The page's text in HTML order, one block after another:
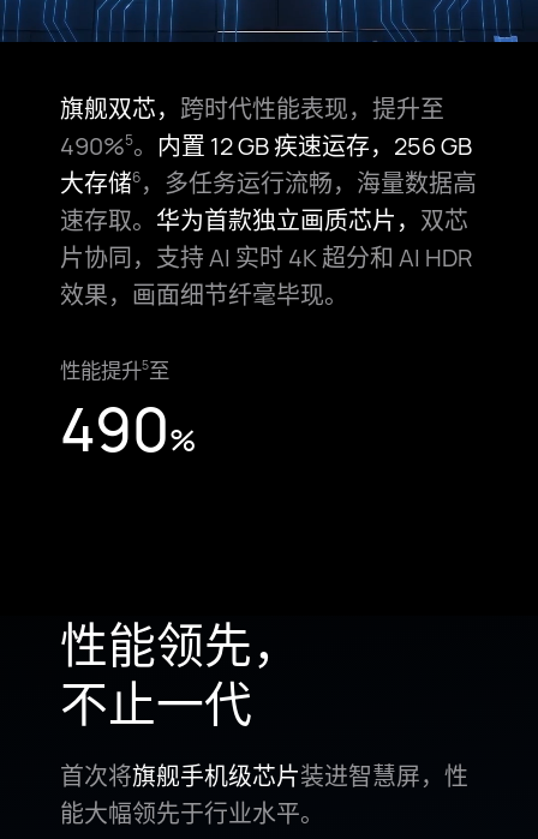
旗舰双芯， 跨时代性能表现，提升至
490%5。 内置 12 GB 疾速运存， 256 GB
大存储6，多任务运行流畅，海量数据高
速存取。 华为首款独立画质芯片， 双芯
片协同，支持 AI 实时 4K 超分和 AI HDR
效果，画面细节纤毫毕现。
性能提升5至
490%
性能领先，
不止一代
首次将旗舰手机级芯片装进智慧屏，性
能大幅领先于行业水平。